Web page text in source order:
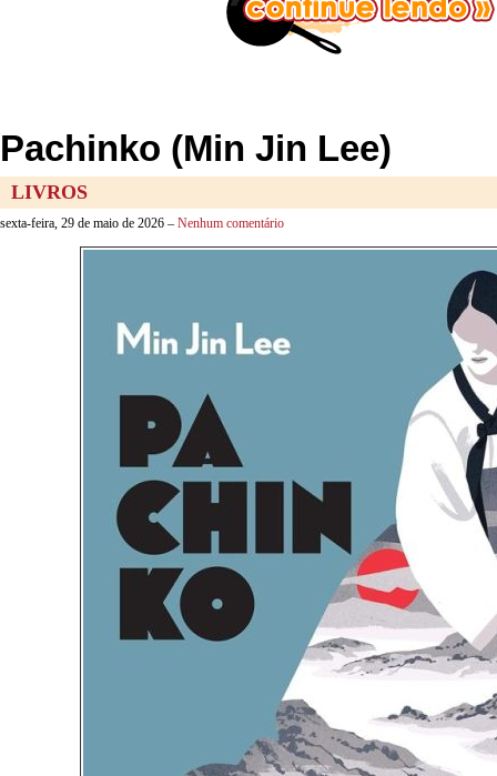
Pachinko (Min Jin Lee)
LIVROS
sexta-feira, 29 de maio de 2026 – Nenhum comentário